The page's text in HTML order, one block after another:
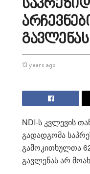
13 years ago
NDI-ს კვლევის
გადადგომა
გამოკითხულთა
გავლენას არ